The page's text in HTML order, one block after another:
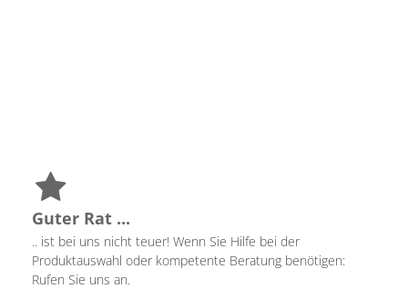
Guter Rat ...
.. ist bei uns nicht teuer! Wenn Sie Hilfe bei der
Produktauswahl oder kompetente Beratung benötigen:
Rufen Sie uns an.